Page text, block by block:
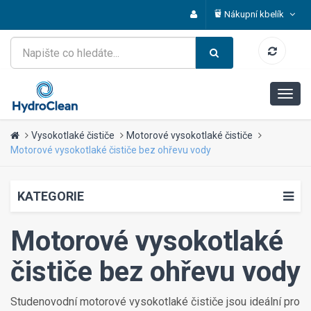
Nákupní kbelík
Vysokotlaké čističe
Motorové vysokotlaké čističe
Motorové vysokotlaké čističe bez ohřevu vody
KATEGORIE
Motorové vysokotlaké
čističe bez ohřevu vody
Studenovodní motorové vysokotlaké čističe jsou ideální pro